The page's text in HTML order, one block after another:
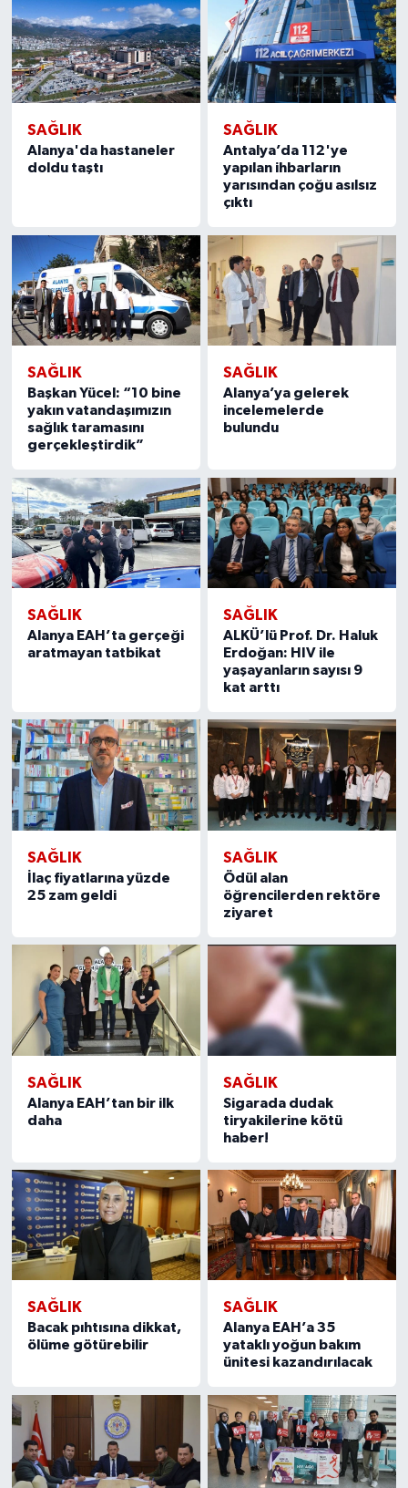
SAĞLIK
Alanya'da hastaneler
doldu taştı
SAĞLIK
Antalya’da 112'ye
yapılan ihbarların
yarısından çoğu asılsız
çıktı
SAĞLIK
Başkan Yücel: “10 bine
yakın vatandaşımızın
sağlık taramasını
gerçekleştirdik”
SAĞLIK
Alanya’ya gelerek
incelemelerde
bulundu
SAĞLIK
Alanya EAH’ta gerçeği
aratmayan tatbikat
SAĞLIK
ALKÜ’lü Prof. Dr. Haluk
Erdoğan: HIV ile
yaşayanların sayısı 9
kat arttı
SAĞLIK
İlaç fiyatlarına yüzde
25 zam geldi
SAĞLIK
Ödül alan
öğrencilerden rektöre
ziyaret
SAĞLIK
Alanya EAH’tan bir ilk
daha
SAĞLIK
Sigarada dudak
tiryakilerine kötü
haber!
SAĞLIK
Bacak pıhtısına dikkat,
ölüme götürebilir
SAĞLIK
Alanya EAH’a 35
yataklı yoğun bakım
ünitesi kazandırılacak